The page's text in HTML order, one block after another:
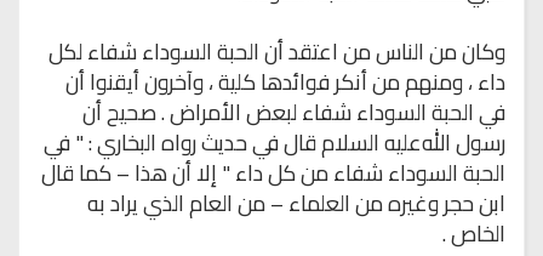
وكان من الناس من اعتقد أن الحبة السوداء شفاء لكل
داء ، ومنهم من أنكر فوائدهاكلية ، وآخرون أيقنوا أن
في الحبة السوداء شفاء لبعض الأمراض . صحيح أن
رسول اللهعليه السلام قال في حديث رواه البخاري : " في
الحبة السوداء شفاء من كل داء " إلاأن هذا – كما قال
ابن حجر وغيره من العلماء – من العام الذي يراد به
الخاص .